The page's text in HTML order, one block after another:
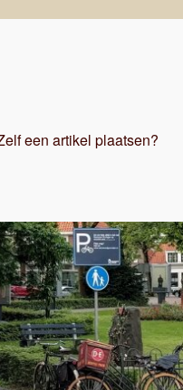
een artikel plaatsen?